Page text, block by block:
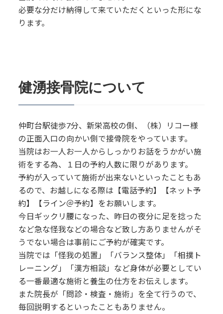
必要な分だけ納得して来ていただくといった形にな
ります。
健湧接骨院について
仲町台駅徒歩7分、新栄高校の側、（株）リコー様
の正面入口の向かい側で接骨院をやっています。
当院はお一人お一人からしっかりお話をうかがい施
術をする為、１日の予約人数に限りがあります。
予約が入っていて施術が出来ないといったこともあ
るので、お越しになる際は【電話予約】【ネット予
約】【ライン＠予約】をお願いします。
今日ギックリ腰になった、昨日の夜分に足を捻った
など急な怪我などの場合など致し方ありませんがそ
うでない場合は事前にご予約が確実です。
当院では「怪我の処置」「バランス整体」「相撲ト
レーニング」「漢方相談」など身体が必要としてい
る一番最適な施術と養生の仕方をお伝えします。
また院長が「問診・検査・施術」を全て行うので、
毎回説明するといったこともありません。